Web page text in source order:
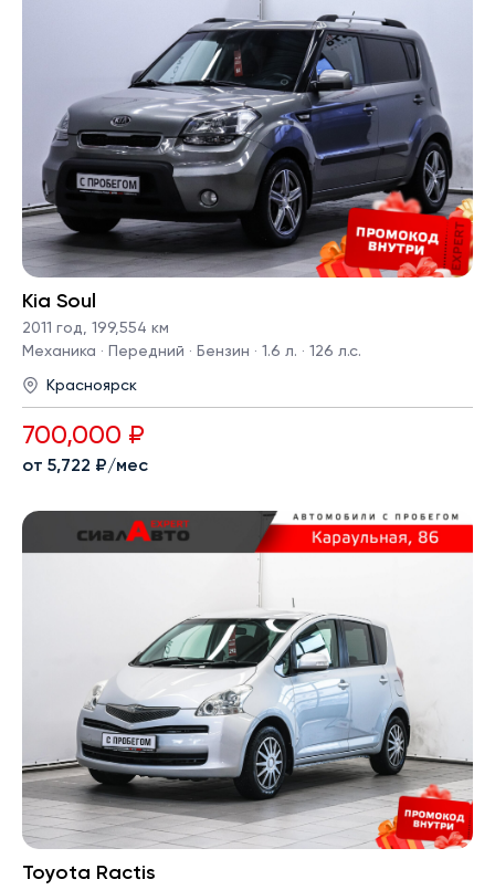
Kia Soul
2011 год
199,554 км
Механика · Передний · Бензин · 1.6 л. · 126 л.с.
Красноярск
700,000 ₽
от 5,722 ₽/мес
Toyota Ractis